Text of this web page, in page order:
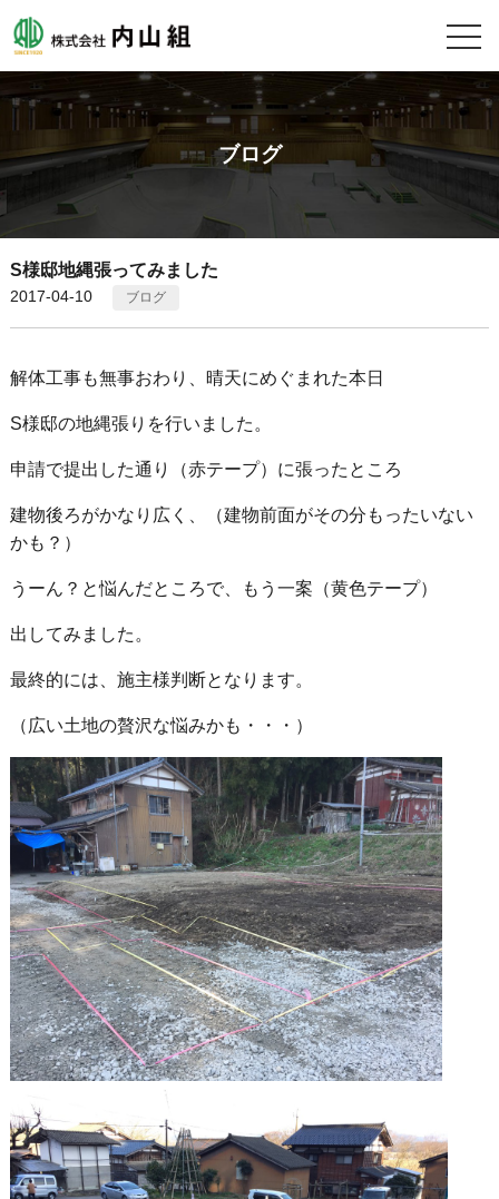
ブログ
S様邸地縄張ってみました
2017-04-10 ブログ
解体工事も無事おわり、晴天にめぐまれた本日
S様邸の地縄張りを行いました。
申請で提出した通り（赤テープ）に張ったところ
建物後ろがかなり広く、（建物前面がその分もったいない
かも？）
うーん？と悩んだところで、もう一案（黄色テープ）
出してみました。
最終的には、施主様判断となります。
（広い土地の贅沢な悩みかも・・・）